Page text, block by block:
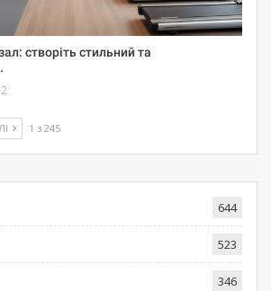
створіть стильний та
1 з 245
644
523
346